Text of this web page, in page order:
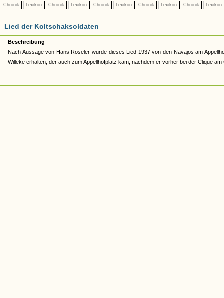
Chronik Lexikon Chronik Lexikon Chronik Lexikon Chronik Lexikon Chronik Lexikon
Lied der Koltschaksoldaten
Beschreibung
Nach Aussage von Hans Röseler wurde dieses Lied 1937 von den Navajos am
Willeke erhalten, der auch zum Appellhofplatz kam, nachdem er vorher bei der Clique